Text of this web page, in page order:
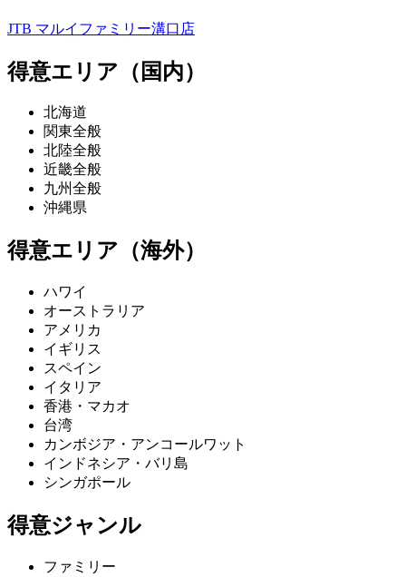
JTB マルイファミリー溝口店
得意エリア（国内）
北海道
関東全般
北陸全般
近畿全般
九州全般
沖縄県
得意エリア（海外）
ハワイ
オーストラリア
アメリカ
イギリス
スペイン
イタリア
香港・マカオ
台湾
カンボジア・アンコールワット
インドネシア・バリ島
シンガポール
得意ジャンル
ファミリー